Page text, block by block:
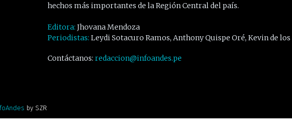
hechos más importantes de la Región Central del país.
Editora: Jhovana Mendoza
Periodistas: Leydi Sotacuro Ramos, Anthony Quispe Oré, Kevin de los
Contáctanos: redaccion@infoandes.pe
by SZR